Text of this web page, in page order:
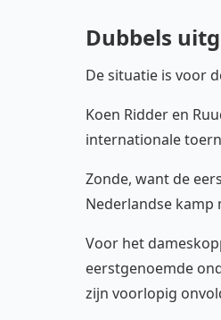
Dubbels
De situatie is voor
Koen Ridder en
internationale
Zonde, want de
Nederlandse kamp
Voor het
eerstgenoemde
zijn voorlopig